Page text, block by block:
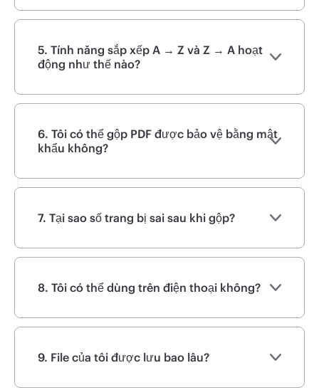
5. Tính năng sắp xếp A → Z và Z → A hoạt
động như thế nào?
6. Tôi có thể gộp PDF được bảo vệ bằng mật
khẩu không?
7. Tại sao số trang bị sai sau khi gộp?
8. Tôi có thể dùng trên điện thoại không?
9. File của tôi được lưu bao lâu?